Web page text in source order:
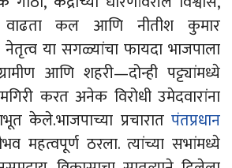
वाढता कल आणि नीतीश कुमार
नेतृत्व या सगळ्यांचा फायदा भाजपाला
आणि शहरी—दोन्ही पट्ट्यांमध्ये
करत अनेक विरोधी उमेदवारांना
केले.भाजपाच्या प्रचारातपंतप्रधान
महत्वपूर्ण ठरला. त्यांच्या सभांमध्ये